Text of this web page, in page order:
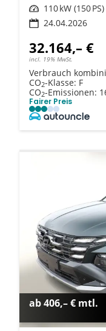
Leistung 110 kW (150 PS)
24.04.2026
32.164,– €
incl. 19% MwSt.
Verbrauch
CO2-Klasse: F
CO2-Emissionen:
Fairer Preis
ab 406,– € mtl.